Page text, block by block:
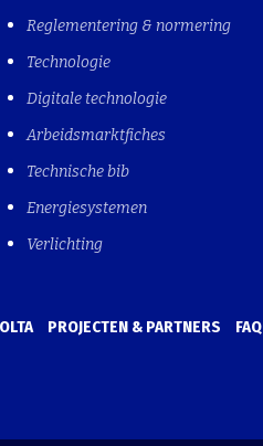
Reglementering & normering
Technologie
Digitale technologie
Arbeidsmarktfiches
Technische bib
Energiesystemen
Verlichting
PROJECTEN & PARTNERS FAQ